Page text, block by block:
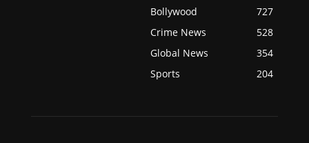
Bollywood
727
Crime News
528
Global News
354
Sports
204